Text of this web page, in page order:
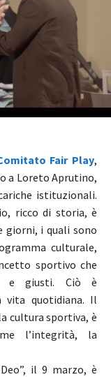
Fair Play,
a Loreto Aprutino,
istituzionali.
ricco di storia, è
i quali sono
culturale,
sportivo che
e giusti. Ciò è
vita quotidiana. Il
cultura sportiva, è
l’integrità, la
il 9 marzo, è